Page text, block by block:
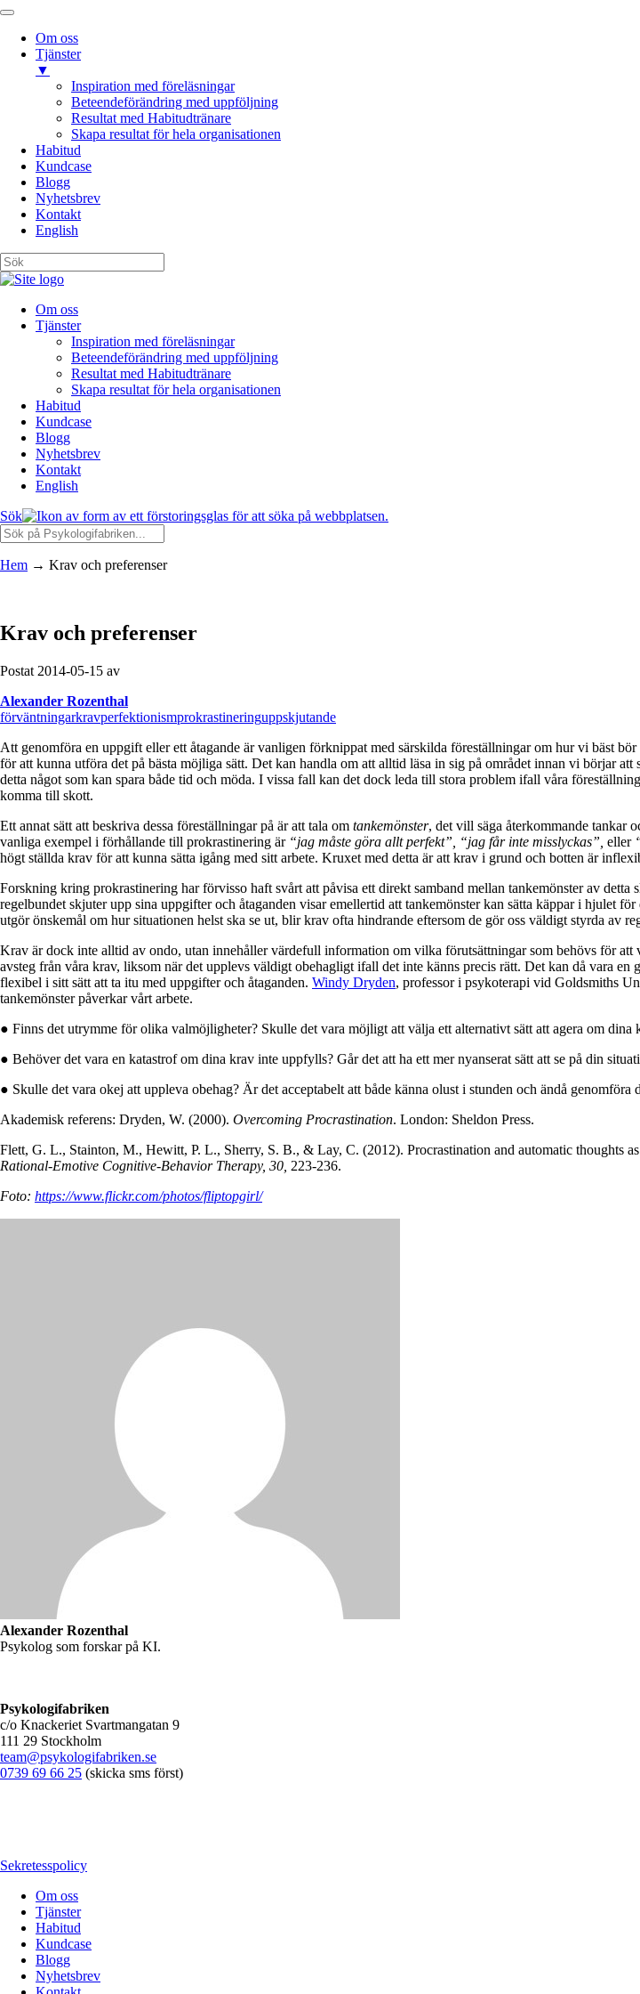
Om oss
Tjänster
▼
Inspiration med föreläsningar
Beteendeförändring med uppföljning
Resultat med Habitudtränare
Skapa resultat för hela organisationen
Habitud
Kundcase
Blogg
Nyhetsbrev
Kontakt
English
Om oss
Tjänster
Inspiration med föreläsningar
Beteendeförändring med uppföljning
Resultat med Habitudtränare
Skapa resultat för hela organisationen
Habitud
Kundcase
Blogg
Nyhetsbrev
Kontakt
English
Sök
Hem → Krav och preferenser
Krav och preferenser
Postat 2014-05-15 av
Alexander Rozenthal
förväntningarkravperfektionismprokrastineringuppskjutande
Att genomföra en uppgift eller ett åtagande är vanligen förknippat med särskilda föreställningar om hur vi bäst
för att kunna utföra det på bästa möjliga sätt. Det kan handla om att alltid läsa in sig på området innan vi börjar
detta något som kan spara både tid och möda. I vissa fall kan det dock leda till stora problem ifall våra
komma till skott.
Ett annat sätt att beskriva dessa föreställningar på är att tala om tankemönster, det vill säga återkommande tankar
vanliga exempel i förhållande till prokrastinering är “jag måste göra allt perfekt”, “jag får inte misslyckas”, eller
högt ställda krav för att kunna sätta igång med sitt arbete. Kruxet med detta är att krav i grund och botten är
Forskning kring prokrastinering har förvisso haft svårt att påvisa ett direkt samband mellan tankemönster av
regelbundet skjuter upp sina uppgifter och åtaganden visar emellertid att tankemönster kan sätta käppar i hjulet
utgör önskemål om hur situationen helst ska se ut, blir krav ofta hindrande eftersom de gör oss väldigt styrda av
Krav är dock inte alltid av ondo, utan innehåller värdefull information om vilka förutsättningar som behövs för
avsteg från våra krav, liksom när det upplevs väldigt obehagligt ifall det inte känns precis rätt. Det kan då vara
flexibel i sitt sätt att ta itu med uppgifter och åtaganden. Windy Dryden, professor i psykoterapi vid Goldsmiths
tankemönster påverkar vårt arbete.
● Finns det utrymme för olika valmöjligheter? Skulle det vara möjligt att välja ett alternativt sätt att agera om dina
● Behöver det vara en katastrof om dina krav inte uppfylls? Går det att ha ett mer nyanserat sätt att se på din
● Skulle det vara okej att uppleva obehag? Är det acceptabelt att både känna olust i stunden och ändå genomföra
Akademisk referens: Dryden, W. (2000). Overcoming Procrastination. London: Sheldon Press.
Flett, G. L., Stainton, M., Hewitt, P. L., Sherry, S. B., & Lay, C. (2012). Procrastination and automatic thoughts
Rational-Emotive Cognitive-Behavior Therapy, 30, 223-236.
Foto: https://www.flickr.com/photos/fliptopgirl/
Alexander Rozenthal
Psykolog som forskar på KI.
Psykologifabriken
c/o Knackeriet Svartmangatan 9
111 29 Stockholm
team@psykologifabriken.se
0739 69 66 25 (skicka sms först)
Sekretesspolicy
Om oss
Tjänster
Habitud
Kundcase
Blogg
Nyhetsbrev